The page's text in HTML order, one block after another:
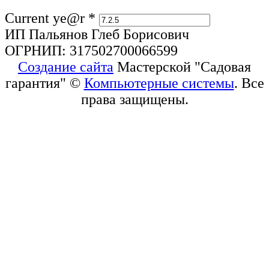
Current ye@r *
ИП Пальянов Глеб Борисович
ОГРНИП: 317502700066599
Создание сайта Мастерской "Садовая
гарантия" © Компьютерные системы. Все
права защищены.